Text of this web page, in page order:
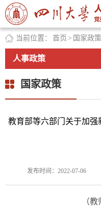
当前位置： 首页 > 国家政策
人事政策
国家政策
教育部等六部门关于加
发布时间：2022-07-06
（